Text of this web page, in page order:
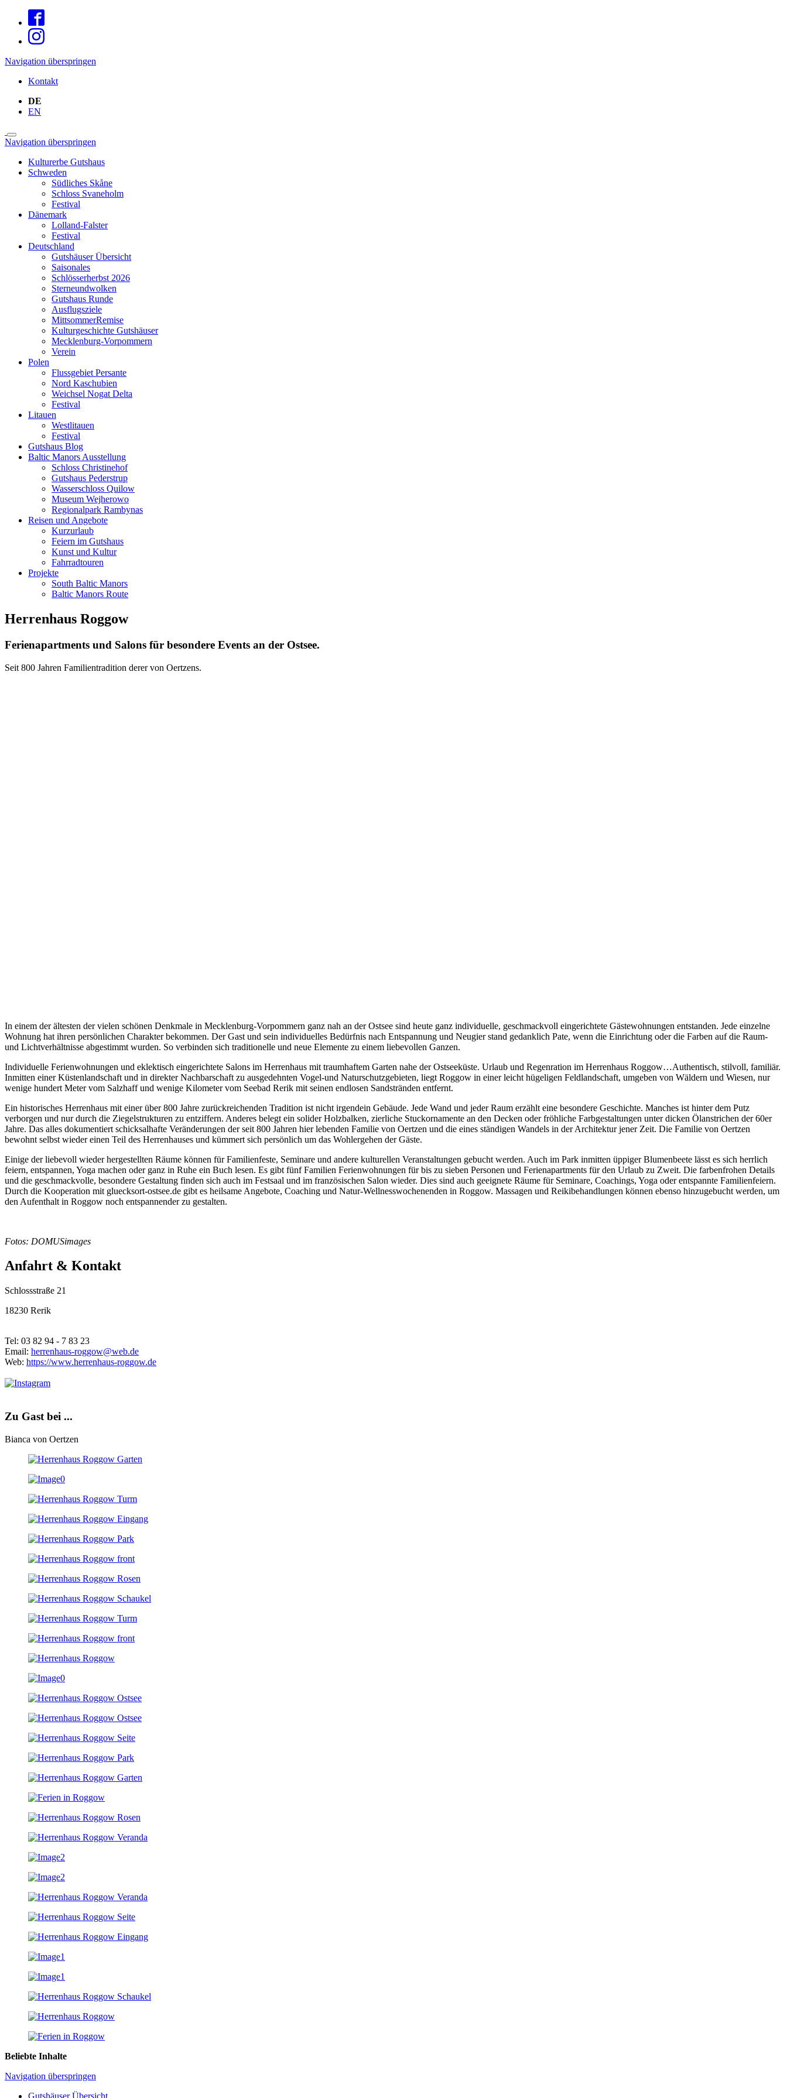
Navigation überspringen
Kontakt
DE
EN
Navigation überspringen
Kulturerbe Gutshaus
Schweden
Südliches Skåne
Schloss Svaneholm
Festival
Dänemark
Lolland-Falster
Festival
Deutschland
Gutshäuser Übersicht
Saisonales
Schlösserherbst 2026
Sterneundwolken
Gutshaus Runde
Ausflugsziele
MittsommerRemise
Kulturgeschichte Gutshäuser
Mecklenburg-Vorpommern
Verein
Polen
Flussgebiet Persante
Nord Kaschubien
Weichsel Nogat Delta
Festival
Litauen
Westlitauen
Festival
Gutshaus Blog
Baltic Manors Ausstellung
Schloss Christinehof
Gutshaus Pederstrup
Wasserschloss Quilow
Museum Wejherowo
Regionalpark Rambynas
Reisen und Angebote
Kurzurlaub
Feiern im Gutshaus
Kunst und Kultur
Fahrradtouren
Projekte
South Baltic Manors
Baltic Manors Route
Herrenhaus Roggow
Ferienapartments und Salons für besondere Events an der Ostsee.
Seit 800 Jahren Familientradition derer von Oertzens.
In einem der ältesten der vielen schönen Denkmale in Mecklenburg-Vorpommern ganz nah an der Ostsee sind heute ganz individuelle, geschmackvoll eingerichtete Gästewohnungen entstanden. Jede einzelne
Wohnung hat ihren persönlichen Charakter bekommen. Der Gast und sein individuelles Bedürfnis nach Entspannung und Neugier stand gedanklich Pate, wenn die Einrichtung oder die Farben auf die Raum-
und Lichtverhältnisse abgestimmt wurden. So verbinden sich traditionelle und neue Elemente zu einem liebevollen Ganzen.
Individuelle Ferienwohnungen und eklektisch eingerichtete Salons im Herrenhaus mit traumhaftem Garten nahe der Ostseeküste. Urlaub und Regenration im Herrenhaus Roggow…Authentisch, stilvoll, familiär.
Inmitten einer Küstenlandschaft und in direkter Nachbarschaft zu ausgedehnten Vogel-und Naturschutzgebieten, liegt Roggow in einer leicht hügeligen Feldlandschaft, umgeben von Wäldern und Wiesen, nur
wenige hundert Meter vom Salzhaff und wenige Kilometer vom Seebad Rerik mit seinen endlosen Sandstränden entfernt.
Ein historisches Herrenhaus mit einer über 800 Jahre zurückreichenden Tradition ist nicht irgendein Gebäude. Jede Wand und jeder Raum erzählt eine besondere Geschichte. Manches ist hinter dem Putz
verborgen und nur durch die Ziegelstrukturen zu entziffern. Anderes belegt ein solider Holzbalken, zierliche Stuckornamente an den Decken oder fröhliche Farbgestaltungen unter dicken Ölanstrichen der 60er
Jahre. Das alles dokumentiert schicksalhafte Veränderungen der seit 800 Jahren hier lebenden Familie von Oertzen und die eines ständigen Wandels in der Architektur jener Zeit. Die Familie von Oertzen
bewohnt selbst wieder einen Teil des Herrenhauses und kümmert sich persönlich um das Wohlergehen der Gäste.
Einige der liebevoll wieder hergestellten Räume können für Familienfeste, Seminare und andere kulturellen Veranstaltungen gebucht werden. Auch im Park inmitten üppiger Blumenbeete lässt es sich herrlich
feiern, entspannen, Yoga machen oder ganz in Ruhe ein Buch lesen. Es gibt fünf Familien Ferienwohnungen für bis zu sieben Personen und Ferienapartments für den Urlaub zu Zweit. Die farbenfrohen Details
und die geschmackvolle, besondere Gestaltung finden sich auch im Festsaal und im französischen Salon wieder. Dies sind auch geeignete Räume für Seminare, Coachings, Yoga oder entspannte Familienfeiern.
Durch die Kooperation mit gluecksort-ostsee.de gibt es heilsame Angebote, Coaching und Natur-Wellnesswochenenden in Roggow. Massagen und Reikibehandlungen können ebenso hinzugebucht werden, um
den Aufenthalt in Roggow noch entspannender zu gestalten.
Fotos: DOMUSimages
Anfahrt & Kontakt
Schlossstraße 21
18230 Rerik
Tel: 03 82 94 - 7 83 23
Email: herrenhaus-roggow@web.de
Web: https://www.herrenhaus-roggow.de
Zu Gast bei ...
Bianca von Oertzen
Beliebte Inhalte
Navigation überspringen
Gutshäuser Übersicht